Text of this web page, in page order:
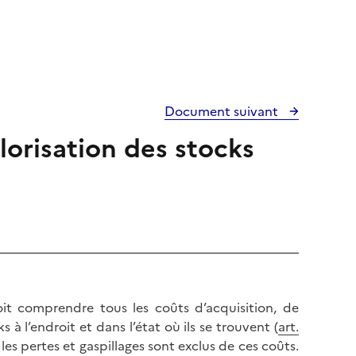
Document suivant
des stocks
comprendre tous les coûts d’acquisition, de
à l’endroit et dans l’état où ils se trouvent (art.
pertes et gaspillages sont exclus de ces coûts.